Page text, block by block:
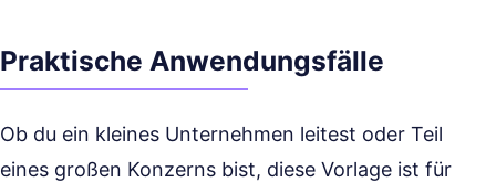
Praktische Anwendungsfälle
Ob du ein kleines Unternehmen leitest oder Teil
eines großen Konzerns bist, diese Vorlage ist für